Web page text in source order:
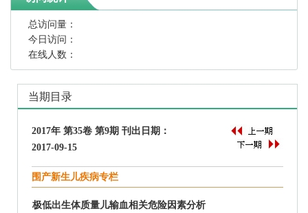
总访问量：
今日访问：
在线人数：
当期目录
2017年 第35卷 第9期 刊出日期：
2017-09-15
围产新生儿疾病专栏
极低出生体质量儿输血相关危险因素分析